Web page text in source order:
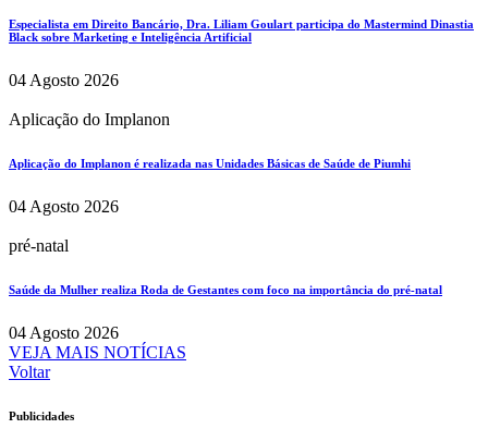
Especialista em Direito Bancário, Dra. Liliam Goulart participa do Mastermind Dinastia
Black sobre Marketing e Inteligência Artificial
04 Agosto 2026
Aplicação do Implanon
Aplicação do Implanon é realizada nas Unidades Básicas de Saúde de Piumhi
04 Agosto 2026
pré-natal
Saúde da Mulher realiza Roda de Gestantes com foco na importância do pré-natal
04 Agosto 2026
VEJA MAIS NOTÍCIAS
Voltar
Publicidades